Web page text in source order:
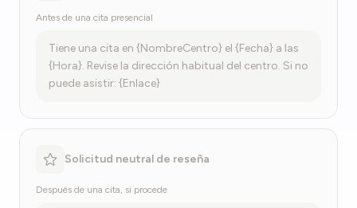
Antes de una cita presencial
Tiene una cita en {NombreCentro} el {Fecha} a las
{Hora}. Revise la dirección habitual del centro. Si no
puede asistir: {Enlace}
Solicitud neutral de reseña
Después de una cita, si procede